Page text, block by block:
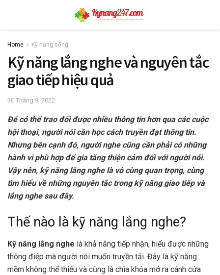
Home Kỹ năng sống
Kỹ năng lắng nghe và nguyên tắc
giao tiếp hiệu quả
30 Tháng 9, 2022
Để có thể trao đổi được nhiều thông tin hơn qua các cuộc
hội thoại, người nói cần học cách truyền đạt thông tin.
Nhưng bên cạnh đó, người nghe cũng cần phải có những
hành vi phù hợp để gia tăng thiện cảm đối với người nói.
Vậy nên, kỹ năng lắng nghe là vô cùng quan trọng, cùng
tìm hiểu về những nguyên tắc trong kỹ năng giao tiếp và
lắng nghe sau đây.
Thế nào là kỹ năng lắng nghe?
Kỹ năng lắng nghe là khả năng tiếp nhận, hiểu được những
thông điệp mà người nói muốn truyền tải. Đây là kỹ năng
mềm không thể thiếu và cũng là chìa khóa mở ra cánh cửa